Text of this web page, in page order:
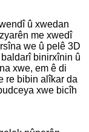
û xwedan
me xwedî
we û pelê 3D
binirxînin û
xwe, em ê di
re bibin alîkar da
xwe bicîh